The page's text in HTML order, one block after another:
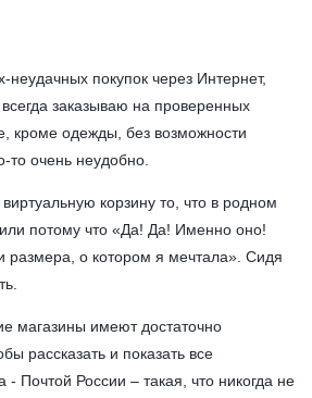
покупок через Интернет,
заказываю на проверенных
кроме одежды, без возможности
то очень неудобно.
корзину то, что в родном
потому что «Да! Да! Именно оно!
размера, о котором я мечтала». Сидя
магазины имеют достаточно
рассказать и показать все
- Почтой России – такая, что никогда не